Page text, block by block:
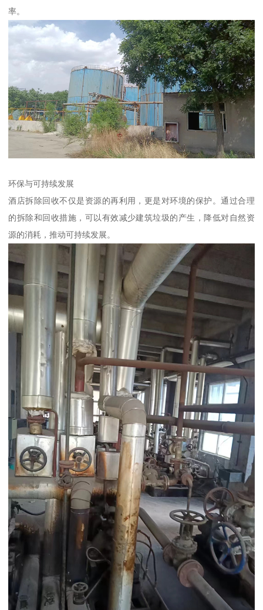
率。
环保与可持续发展
酒店拆除回收不仅是资源的再利用，更是对环境的保护。通过合理
的拆除和回收措施，可以有效减少建筑垃圾的产生，降低对自然资
源的消耗，推动可持续发展。